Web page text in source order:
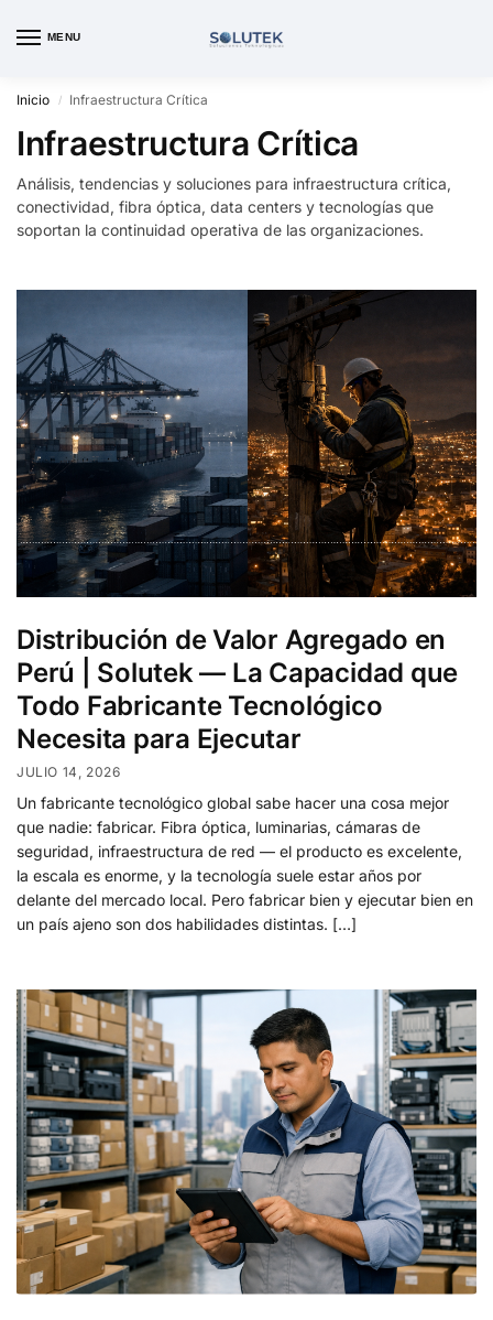
MENU
Inicio / Infraestructura Crítica
Infraestructura Crítica
Análisis, tendencias y soluciones para infraestructura crítica,
conectividad, fibra óptica, data centers y tecnologías que
soportan la continuidad operativa de las organizaciones.
Distribución de Valor Agregado en
Perú | Solutek — La Capacidad que
Todo Fabricante Tecnológico
Necesita para Ejecutar
JULIO 14, 2026
Un fabricante tecnológico global sabe hacer una cosa mejor
que nadie: fabricar. Fibra óptica, luminarias, cámaras de
seguridad, infraestructura de red — el producto es excelente,
la escala es enorme, y la tecnología suele estar años por
delante del mercado local. Pero fabricar bien y ejecutar bien en
un país ajeno son dos habilidades distintas. […]